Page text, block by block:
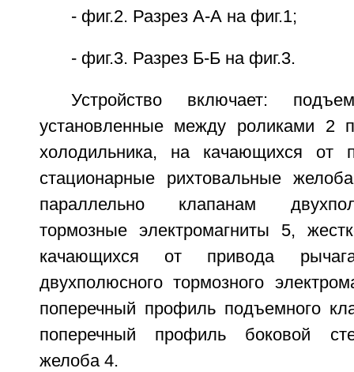
- фиг.2. Разрез А-А на фиг.1;
- фиг.3. Разрез Б-Б на фиг.3.
Устройство включает:
установленные между роликами 2
холодильника, на качающихся от
стационарные рихтовальные
параллельно клапанам
тормозные электромагниты 5,
качающихся от привода
двухполюсного тормозного
поперечный профиль подъемного
поперечный профиль боковой
желоба 4.